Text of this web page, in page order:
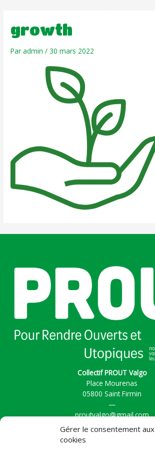
Gérer le consentement aux
cookies
growth
Paradmin/30 mars 2022
Collectif PROUT Valgo
Place Mourenas
05800 Saint Firmin
—
proutvalgo@gmail.com